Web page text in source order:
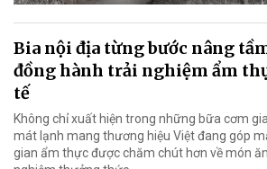
Bia nội địa từng bước nâng
đồng hành trải nghiệm ẩm
tế
Không chỉ xuất hiện trong những bữa cơm
mát lạnh mang thương hiệu Việt đang góp
gian ẩm thực được chăm chút hơn về món